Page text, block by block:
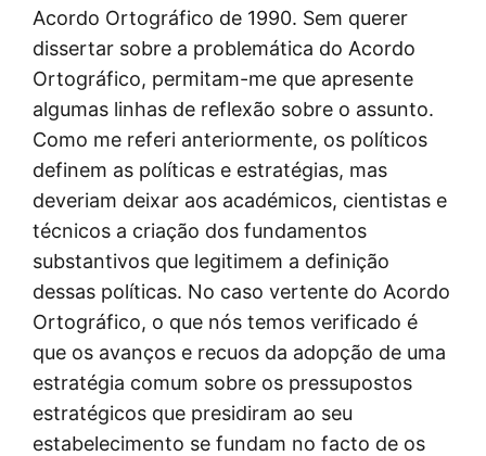
Acordo Ortográfico de 1990. Sem querer
dissertar sobre a problemática do Acordo
Ortográfico, permitam-me que apresente
algumas linhas de reflexão sobre o assunto.
Como me referi anteriormente, os políticos
definem as políticas e estratégias, mas
deveriam deixar aos académicos, cientistas e
técnicos a criação dos fundamentos
substantivos que legitimem a definição
dessas políticas. No caso vertente do Acordo
Ortográfico, o que nós temos verificado é
que os avanços e recuos da adopção de uma
estratégia comum sobre os pressupostos
estratégicos que presidiram ao seu
estabelecimento se fundam no facto de os